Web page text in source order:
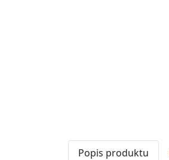
Popis produktu